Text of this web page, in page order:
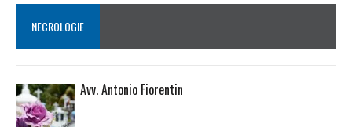
NECROLOGIE
Avv. Antonio Fiorentin